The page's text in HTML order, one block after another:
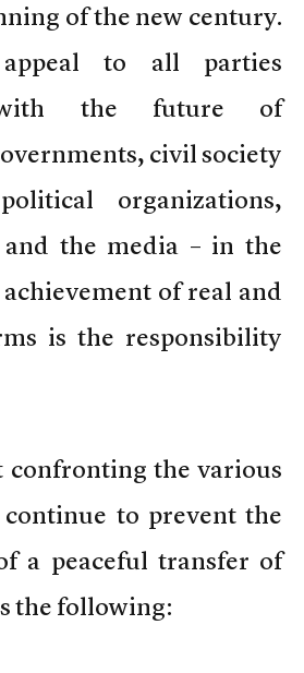
of the new century.
to all parties
with the future of
civil society
organizations,
the media – in the
of real and
is the responsibility
confronting the various
continue to prevent the
a peaceful transfer of
the following: